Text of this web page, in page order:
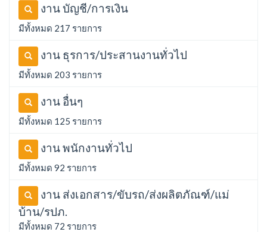
งาน บัญชี/การเงิน
มีทั้งหมด 217 รายการ
งาน ธุรการ/ประสานงานทั่วไป
มีทั้งหมด 203 รายการ
งาน อื่นๆ
มีทั้งหมด 125 รายการ
งาน พนักงานทั่วไป
มีทั้งหมด 92 รายการ
งาน ส่งเอกสาร/ขับรถ/ส่งผลิตภัณฑ์/แม่
บ้าน/รปภ.
มีทั้งหมด 72 รายการ